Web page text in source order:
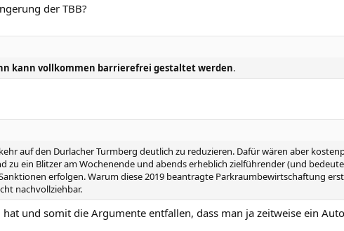
der TBB?
kann vollkommen barrierefrei gestaltet werden.
auf den Durlacher Turmberg deutlich zu reduzieren. Dafür wären aber
ein Blitzer am Wochenende und abends erheblich zielführender (und
erfolgen. Warum diese 2019 beantragte Parkraumbewirtschaftung
nachvollziehbar.
und somit die Argumente entfallen, dass man ja zeitweise ein